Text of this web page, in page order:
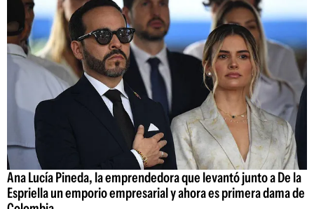
Ana Lucía Pineda, la emprendedora que levantó junto a De la
Espriella un emporio empresarial y ahora es primera dama de